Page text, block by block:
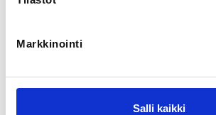
Markkinointi
Salli kaikki
We 9.7.2025 at 00:00 - Su 9.8.2026 at
LOCATION